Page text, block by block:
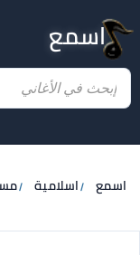
اسمع
اسمع اسلامية